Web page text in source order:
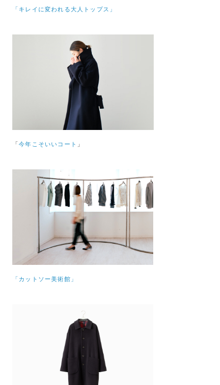
「キレイに変われる大人トップス」
「今年こそいいコート 」
「カットソー美術館」